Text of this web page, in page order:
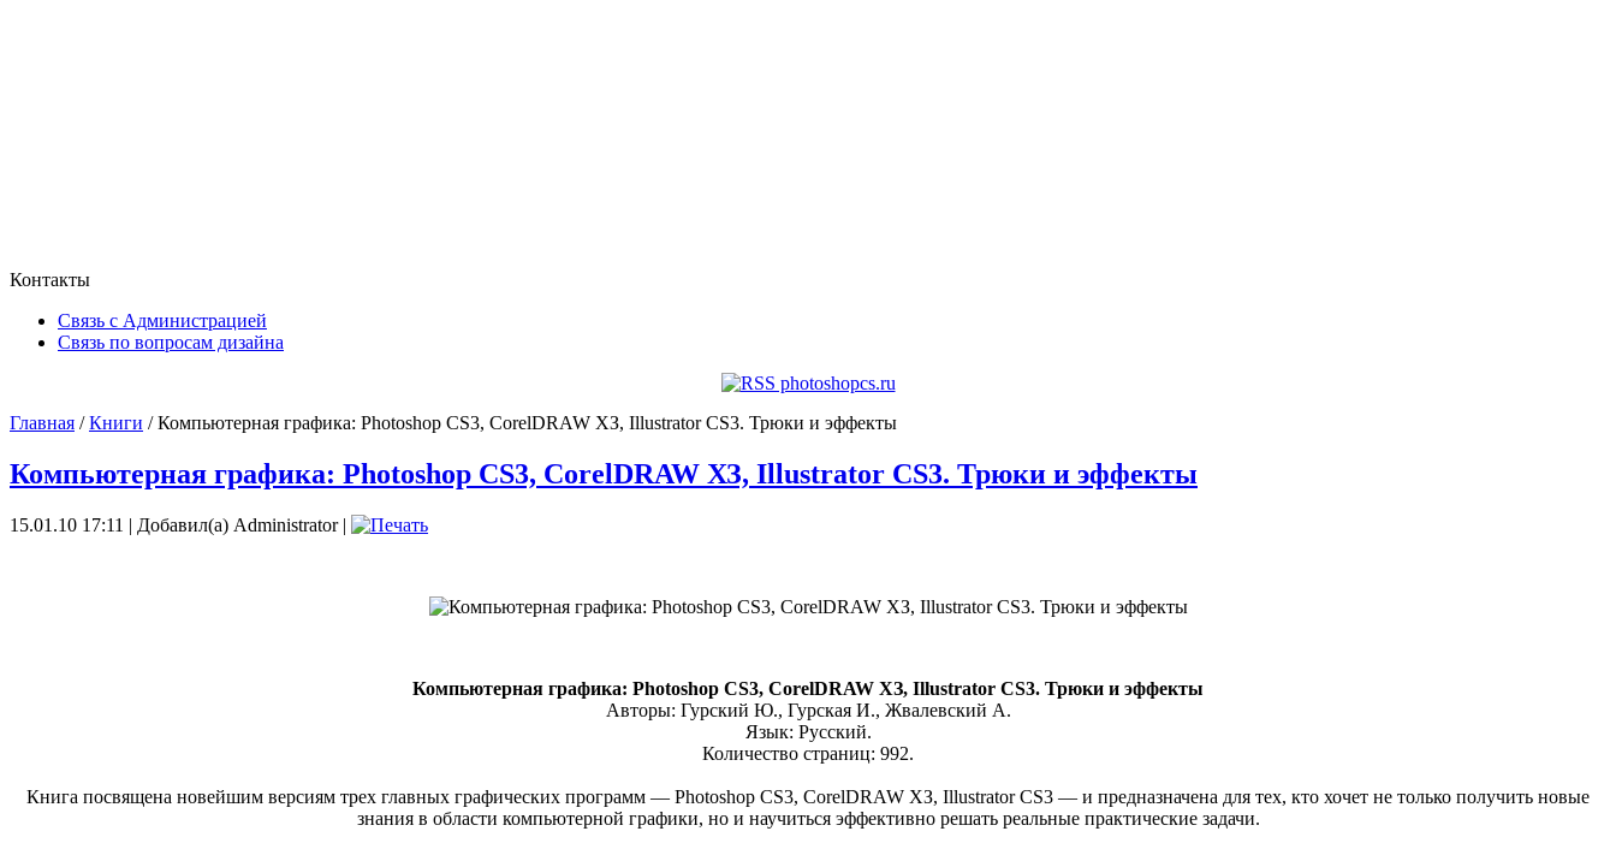
Контакты
Связь с Администрацией
Связь по вопросам дизайна
Главная /Книги / Компьютерная графика: Photoshop CS3, CorelDRAW ХЗ, Illustrator CS3. Трюки и эффекты
Компьютерная графика: Photoshop CS3, CorelDRAW ХЗ, Illustrator CS3. Трюки и эффекты
15.01.10 17:11 | Добавил(а) Administrator |
Компьютерная графика: Photoshop CS3, CorelDRAW ХЗ, Illustrator CS3. Трюки и эффекты
Авторы: Гурский Ю., Гурская И., Жвалевский А.
Язык: Русский.
Количество страниц: 992.
Книга посвящена новейшим версиям трех главных графических программ — Photoshop CS3, CorelDRAW ХЗ, Illustrator CS3 — и предназначена для тех, кто хочет не только получить новые
знания в области компьютерной графики, но и научиться эффективно решать реальные практические задачи.